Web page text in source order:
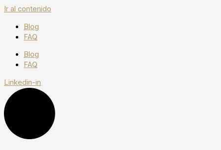
Ir al contenido
Blog
FAQ
Blog
FAQ
Linkedin-in